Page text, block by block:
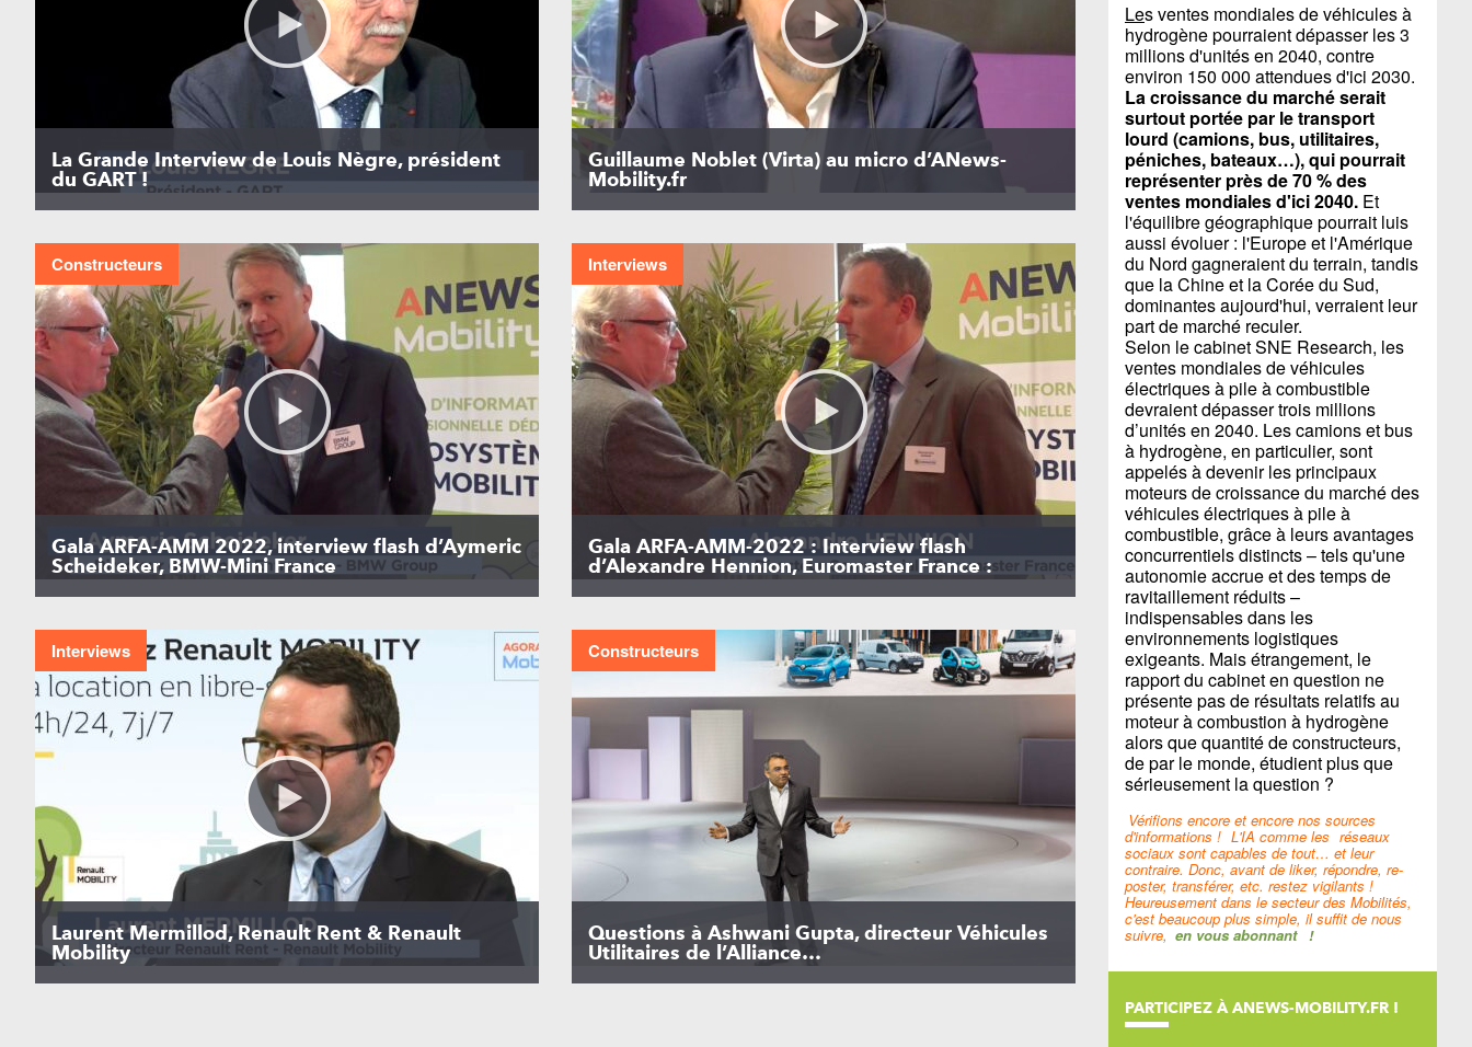
La Grande Interview de Louis Nègre, président
du GART !
Guillaume Noblet (Virta) au micro d’ANews-
Mobility.fr
Constructeurs
Gala ARFA-AMM 2022, interview flash d’Aymeric
Scheideker, BMW-Mini France
Interviews
Gala ARFA-AMM-2022 : Interview flash
d’Alexandre Hennion, Euromaster France :
Interviews
Laurent Mermillod, Renault Rent & Renault
Mobility
Constructeurs
Questions à Ashwani Gupta, directeur Véhicules
Utilitaires de l’Alliance…
Les ventes mondiales de véhicules à
hydrogène pourraient dépasser les 3
millions d'unités en 2040, contre
environ 150 000 attendues d'ici 2030.
La croissance du marché serait
surtout portée par le transport
lourd (camions, bus, utilitaires,
péniches, bateaux…), qui pourrait
représenter près de 70 % des
ventes mondiales d'ici 2040. Et
l'équilibre géographique pourrait luis
aussi évoluer : l'Europe et l'Amérique
du Nord gagneraient du terrain, tandis
que la Chine et la Corée du Sud,
dominantes aujourd'hui, verraient leur
part de marché reculer.
Selon le cabinet SNE Research, les
ventes mondiales de véhicules
électriques à pile à combustible
devraient dépasser trois millions
d’unités en 2040. Les camions et bus
à hydrogène, en particulier, sont
appelés à devenir les principaux
moteurs de croissance du marché des
véhicules électriques à pile à
combustible, grâce à leurs avantages
concurrentiels distincts – tels qu'une
autonomie accrue et des temps de
ravitaillement réduits –
indispensables dans les
environnements logistiques
exigeants. Mais étrangement, le
rapport du cabinet en question ne
présente pas de résultats relatifs au
moteur à combustion à hydrogène
alors que quantité de constructeurs,
de par le monde, étudient plus que
sérieusement la question ?
Vérifions encore et encore nos sources
d'informations ! L'IA comme les réseaux
sociaux sont capables de tout… et leur
contraire. Donc, avant de liker, répondre, re-
poster, transférer, etc. restez vigilants !
Heureusement dans le secteur des Mobilités,
c'est beaucoup plus simple, il suffit de nous
suivre, en vous abonnant !
PARTICIPEZ À ANEWS-MOBILITY.FR !